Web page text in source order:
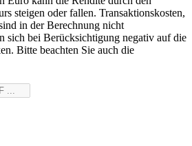
steigen oder fallen. Transaktionskosten,
in der Berechnung nicht
sich bei Berücksichtigung negativ auf die
Bitte beachten Sie auch die